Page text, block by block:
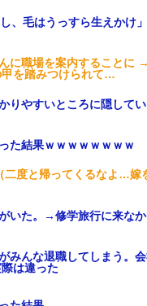
、毛はうっすら生えかけ
に職場を案内することに
甲を踏みつけられて…
りやすいところに隠して
た結果ｗｗｗｗｗｗｗｗ
度と帰ってくるなよ…嫁
いた。→修学旅行に来な
みんな退職してしまう。
は違った